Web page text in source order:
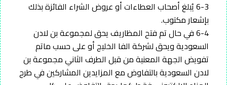
6-3 يُبلغ أصحاب العطاءات أو عروض الشراء الفائزة بذلك
بإشعار مكتوب.
6-4 في حال تم فتح المظاريف يحق لمجموعة بن لادن
السعودية ويحق لشركة الفا الخليج أو على حسب ماتم
تفويض الجهة المعنية من قبل الطرف الثاني مجموعة بن
لادن السعودية بالتفاوض مع المزايدين المشاركين في طرح